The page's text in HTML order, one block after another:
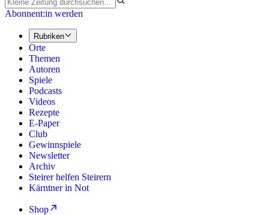
Abonnent:in werden
Rubriken
Orte
Themen
Autoren
Spiele
Podcasts
Videos
Rezepte
E-Paper
Club
Gewinnspiele
Newsletter
Archiv
Steirer helfen Steirern
Kärntner in Not
Shop